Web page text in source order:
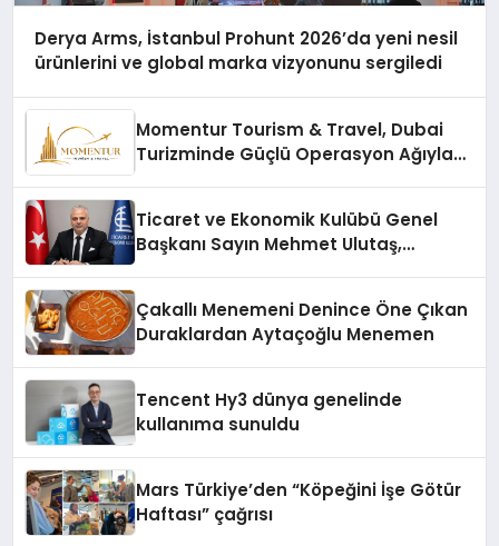
Derya Arms, İstanbul Prohunt 2026’da yeni nesil
ürünlerini ve global marka vizyonunu sergiledi
Momentur Tourism & Travel, Dubai
Turizminde Güçlü Operasyon Ağıyla
Ticaret ve Ekonomik Kulübü Genel
Başkanı Sayın Mehmet Ulutaş,
Çakallı Menemeni Denince Öne Çıkan
Duraklardan Aytaçoğlu Menemen
Tencent Hy3 dünya genelinde
kullanıma sunuldu
Mars Türkiye’den “Köpeğini İşe Götür
Haftası” çağrısı